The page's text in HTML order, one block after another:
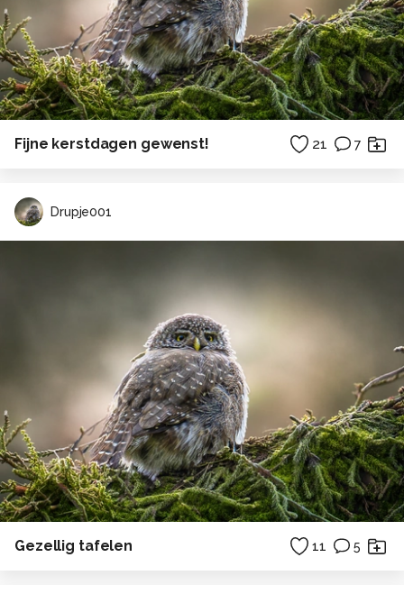
Fijne kerstdagen gewenst! 21 7
Drupje001
Gezellig tafelen 11 5